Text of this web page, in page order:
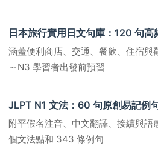
日本旅行實用日文句庫：120 句高
涵蓋便利商店、交通、餐飲、住宿與
～N3 學習者出發前預習
JLPT N1 文法：60 句原創易記例
附平假名注音、中文翻譯、接續與
個文法點和 343 條例句